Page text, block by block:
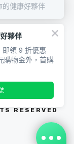
RESERVED
的健康好夥伴
夥伴
領 9 折優惠
購物金外，首購